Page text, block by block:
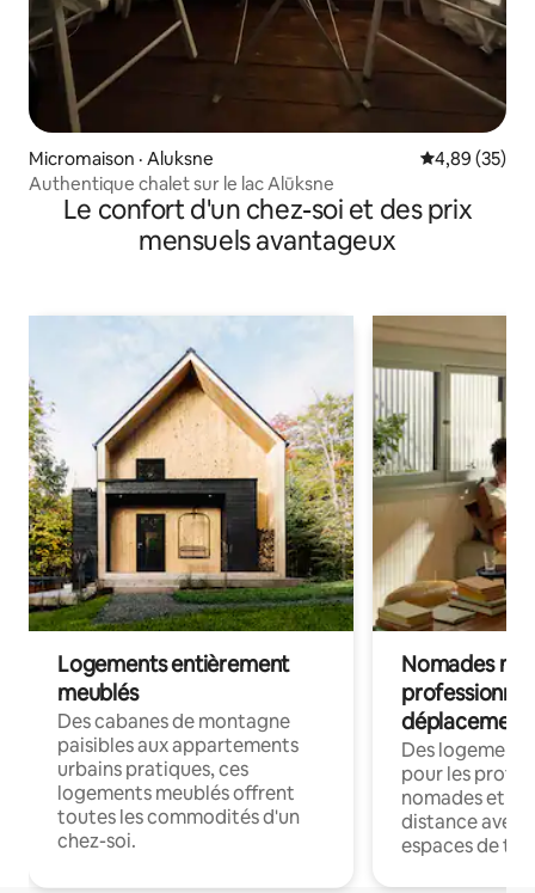
Micromaison · Aluksne Note
4,89 (35)
Authentique chalet sur le lac Alūksne
Le confort d'un chez-soi et des prix
mensuels avantageux
Logements entièrement
meublés
Des cabanes de montagne
paisibles aux appartements
urbains pratiques, ces
logements meublés offrent
toutes les commodités d'un
chez-soi.
Nomades
déplacement
Des
pour les
nomades et
distance avec
espaces de